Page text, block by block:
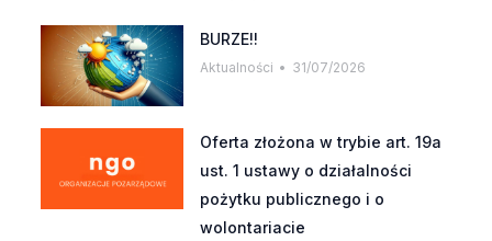
BURZE!!
Aktualności 31/07/2026
Oferta złożona w trybie art. 19a
ust. 1 ustawy o działalności
pożytku publicznego i o
wolontariacie